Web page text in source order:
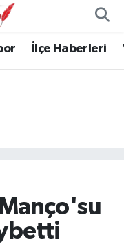
İlçe Haberleri